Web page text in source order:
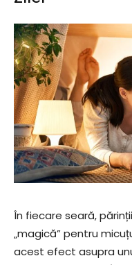
În fiecare seară,
„magică” pentru
acest efect asupra